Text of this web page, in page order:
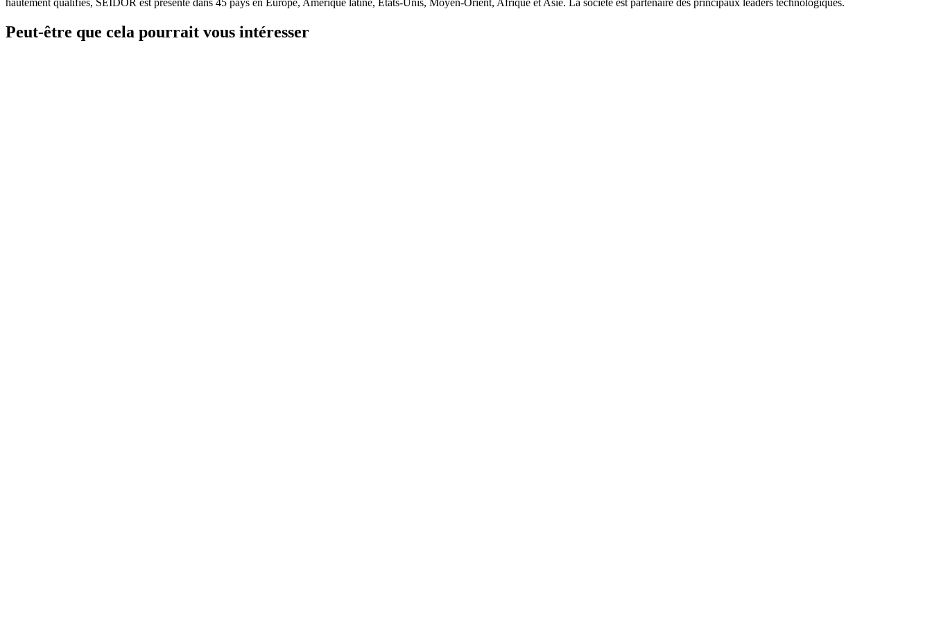
hautement qualifiés, SEIDOR est présente dans 45 pays en Europe, Amérique latine, États-Unis, Moyen-Orient, Afrique et Asie. La société est partenaire des principaux leaders technologiques.
Peut-être que cela pourrait vous intéresser